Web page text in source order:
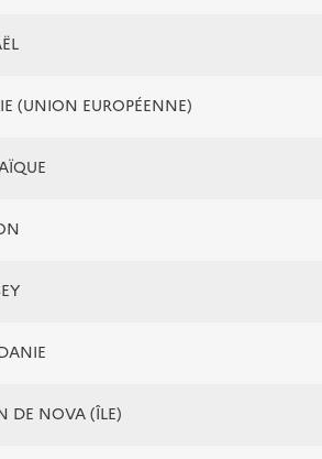
(UNION EUROPÉENNE)
DE NOVA (ÎLE)